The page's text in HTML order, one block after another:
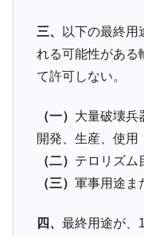
なスーパーリーグとは
Fact1
日本人マスタ
だった選手とは？
甲子園通算本
ている意外な選手とは
三、
以下の最終用
れる可能性がある
て許可しない。
（一） 大量破壊兵
開発、生産、使用
（二） テロリズム
（三） 軍事用途ま
四、 最終用途が、